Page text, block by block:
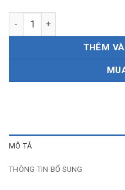
Gạt mưa 2 lưỡi - silicone
THÊM
MÔ TẢ
THÔNG TIN BỔ SUNG